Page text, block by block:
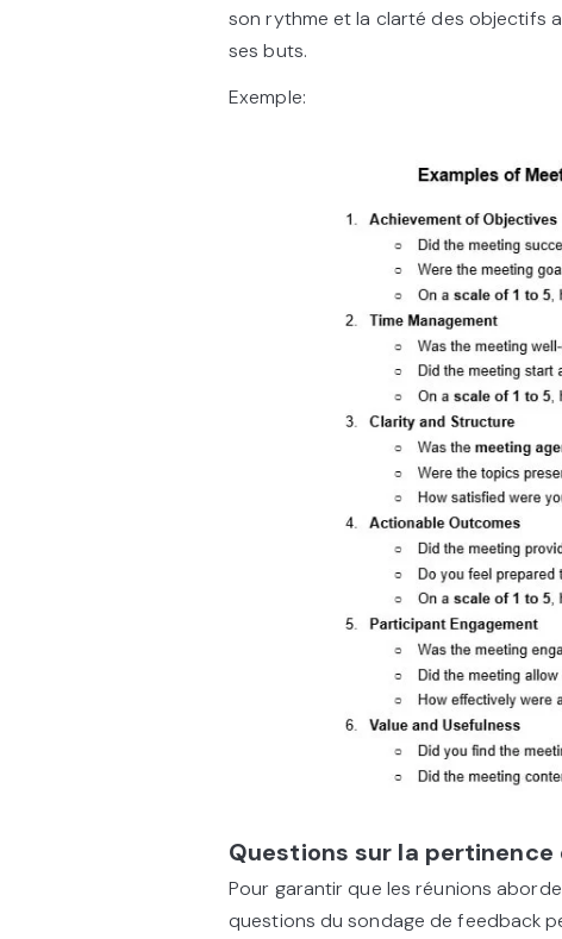
son rythme et la clarté des objectifs
ses buts.
Exemple:
Questions sur la pertinence
Pour garantir que les réunions
questions du sondage de feedback